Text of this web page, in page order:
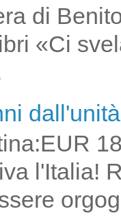
di
«Ci
l'Italia!